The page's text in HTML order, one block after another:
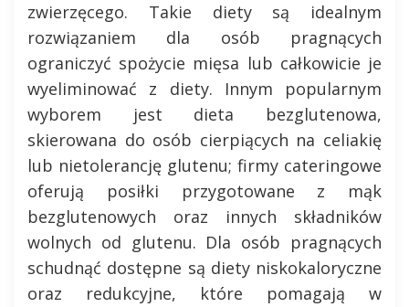
zwierzęcego. Takie diety są idealnym
rozwiązaniem dla osób pragnących
ograniczyć spożycie mięsa lub całkowicie je
wyeliminować z diety. Innym popularnym
wyborem jest dieta bezglutenowa,
skierowana do osób cierpiących na celiakię
lub nietolerancję glutenu; firmy cateringowe
oferują posiłki przygotowane z mąk
bezglutenowych oraz innych składników
wolnych od glutenu. Dla osób pragnących
schudnąć dostępne są diety niskokaloryczne
oraz redukcyjne, które pomagają w